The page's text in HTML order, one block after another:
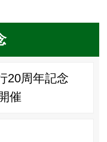
20周年記念
催